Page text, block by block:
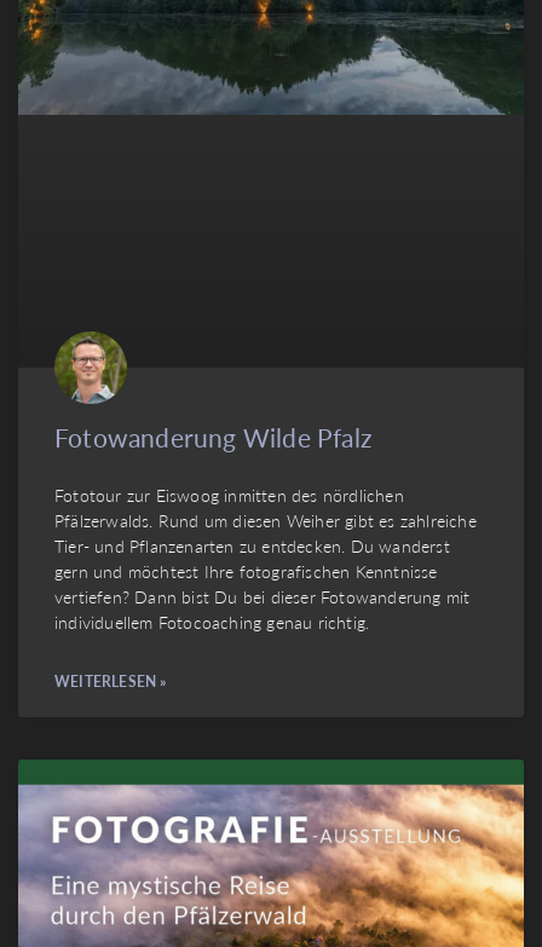
Fotowanderung Wilde Pfalz
Fototour zur Eiswoog inmitten des nördlichen
Pfälzerwalds. Rund um diesen Weiher gibt es zahlreiche
Tier- und Pflanzenarten zu entdecken. Du wanderst
gern und möchtest Ihre fotografischen Kenntnisse
vertiefen? Dann bist Du bei dieser Fotowanderung mit
individuellem Fotocoaching genau richtig.
WEITERLESEN »